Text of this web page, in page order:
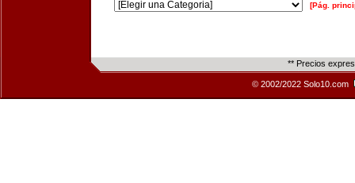
[Pág.
** Precios
© 2002/2022 Solo10.com